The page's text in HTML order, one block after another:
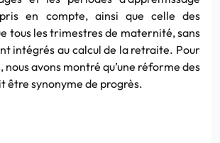
en compte, ainsi que celle des
tous les trimestres de maternité, sans
intégrés au calcul de la retraite. Pour
nous avons montré qu’une réforme des
être synonyme de progrès.